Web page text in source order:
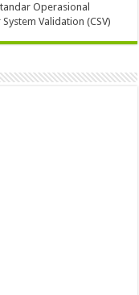
Operasional
Validation (CSV)